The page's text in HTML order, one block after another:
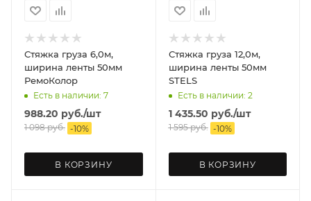
Стяжка груза 6,0м,
ширина ленты 50мм
РемоКолор
Есть в наличии: 7
988.20 руб./шт
1 098руб. -10%
В КОРЗИНУ
Стяжка груза 12,0м,
ширина ленты 50мм
STELS
Есть в наличии: 2
1 435.50 руб./шт
1 595руб. -10%
В КОРЗИНУ